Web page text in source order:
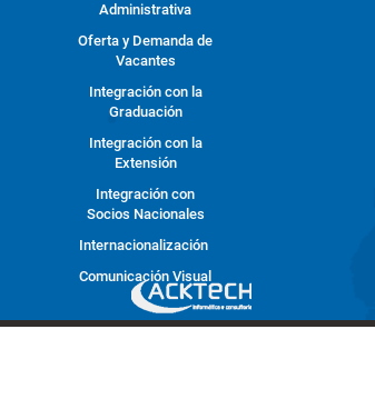
Administrativa
Oferta y Demanda de
Vacantes
Integración con la
Graduación
Integración con la
Extensión
Integración con
Socios Nacionales
Internacionalización
Comunicación Visual